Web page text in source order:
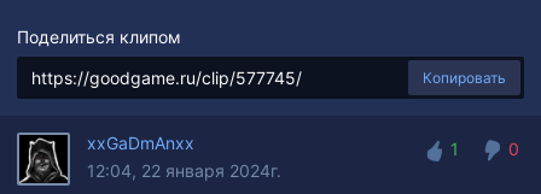
Поделиться клипом
Копировать
xxGaDmAnxx
12:04, 22 января 2024г.
1
0